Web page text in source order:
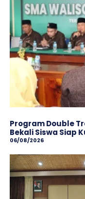
Program Double
Bekali Siswa Siap
06/08/2026